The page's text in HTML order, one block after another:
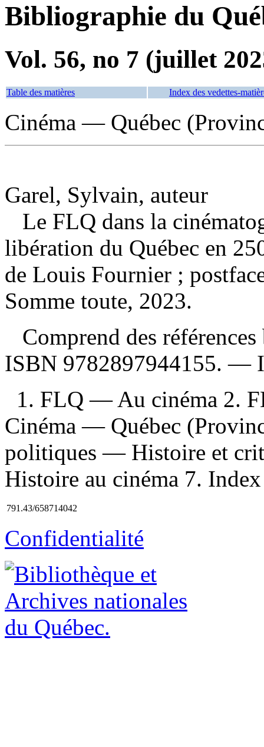
Bibliographie du
Vol. 56, no 7 (juillet
Table des matières Index des vedettes-
Cinéma — Québec
Garel, Sylvain, auteur
Le FLQ dans la
libération du Québec en
de Louis Fournier ;
Somme toute, 2023.
Comprend des
ISBN 9782897944155. —
1. FLQ — Au cinéma 2.
Cinéma — Québec
politiques — Histoire et
Histoire au cinéma 7.
791.43/658714042
Confidentialité